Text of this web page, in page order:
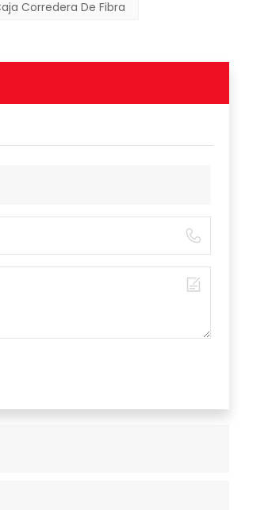
Corredera De Fibra